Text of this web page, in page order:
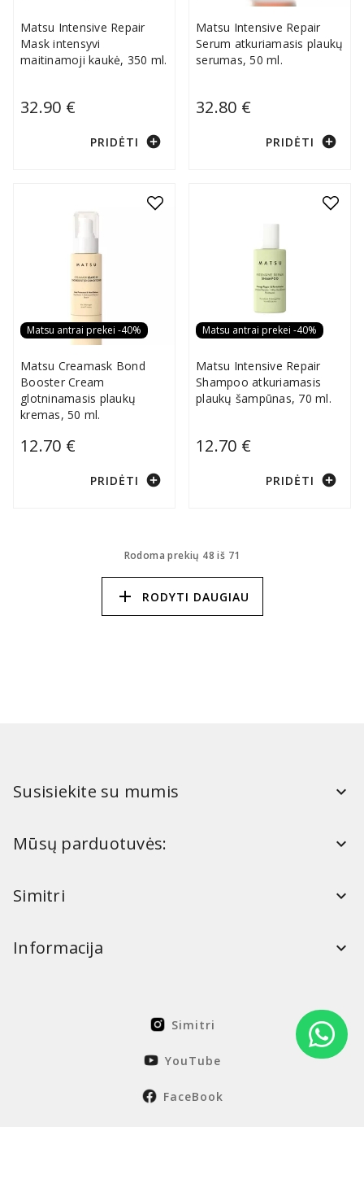
Matsu Intensive Repair
Mask intensyvi
maitinamoji kaukė, 350 ml.
32.90 €
PRIDĖTI add_circle
Matsu Intensive Repair
Serum atkuriamasis plaukų
serumas, 50 ml.
32.80 €
PRIDĖTI add_circle
Matsu antrai prekei -40%
Matsu Creamask Bond
Booster Cream
glotninamasis plaukų
kremas, 50 ml.
12.70 €
PRIDĖTI add_circle
Matsu antrai prekei -40%
Matsu Intensive Repair
Shampoo atkuriamasis
plaukų šampūnas, 70 ml.
12.70 €
PRIDĖTI add_circle
Rodoma prekių 48 iš 71
add RODYTI DAUGIAU
Susisiekite su mumis
Mūsų parduotuvės:
Simitri
Informacija
Simitri
YouTube
FaceBook